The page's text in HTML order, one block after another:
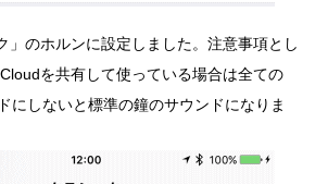
」のホルンに設定しました。注意事項とし
を共有して使っている場合は全ての
にしないと標準の鐘のサウンドになりま